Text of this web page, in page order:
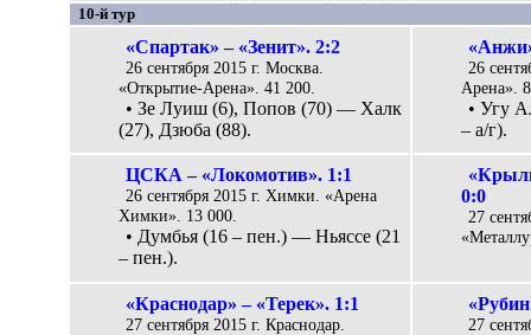
10-й тур
«Спартак» – «Зенит». 2:2
26 сентября 2015 г. Москва.
«Открытие-Арена». 41 200.
• Зе Луиш (6), Попов (70) — Халк
(27), Дзюба (88).
26
Арена».
• Угу
– а/г).
ЦСКА – «Локомотив». 1:1
26 сентября 2015 г. Химки. «Арена
Химки». 13 000.
• Думбья (16 – пен.) — Ньяссе (21
– пен.).
0:0
27
«Краснодар» – «Терек». 1:1
27 сентября 2015 г. Краснодар.
27